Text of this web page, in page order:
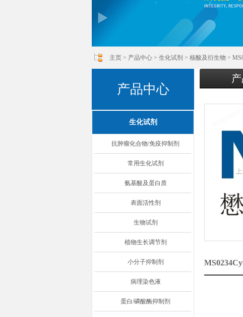
主页 > 产品中心 > 生化试剂 > 核酸及衍生物 >
产品中心
生化试剂
抗肿瘤化合物/免疫抑制剂
常用生化试剂
氨基酸及蛋白质
表面活性剂
生物试剂
植物生长调节剂
小分子抑制剂
病理染色液
蛋白/磷酸酶抑制剂